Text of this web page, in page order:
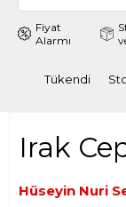
Fiyat
Alarmı
Tükendi
Irak
Hüseyin Nuri